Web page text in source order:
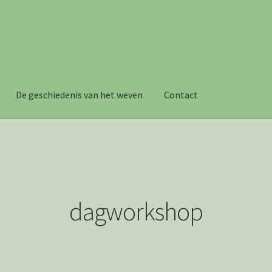
De geschiedenis van het weven Contact
dagworkshop